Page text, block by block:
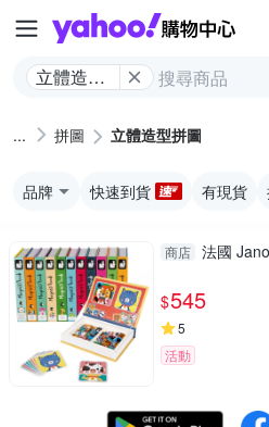
立體造型
拼圖 立體造型拼圖
品牌 快速到貨 有現貨
商店 法國
$545
5
活動